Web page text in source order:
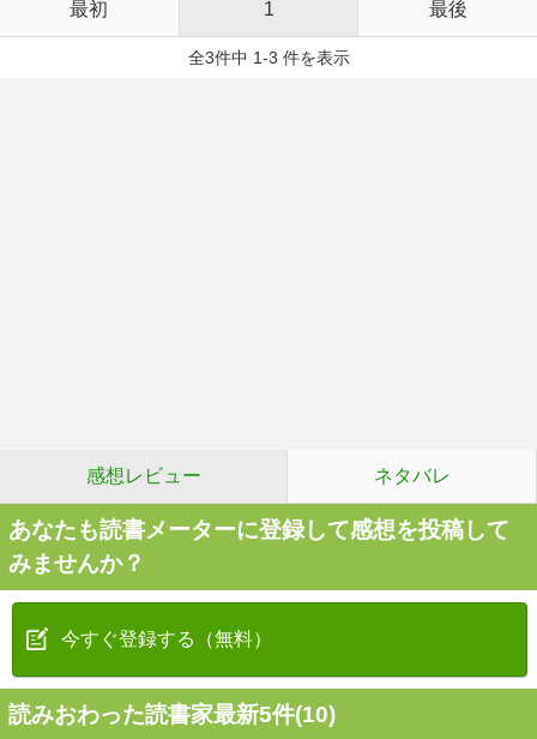
最初 1 最後
全3件中 1-3 件を表示
感想レビュー ネタバレ
あなたも読書メーターに登録して感想を投稿して
みませんか？
今すぐ登録する（無料）
読みおわった読書家最新5件(10)